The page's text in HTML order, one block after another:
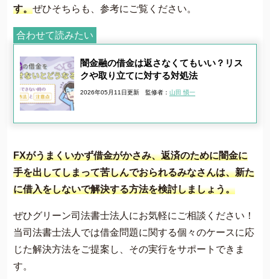
す。ぜひそちらも、参考にご覧ください。
合わせて読みたい
闇金融の借金は返さなくてもいい？リス
クや取り立てに対する対処法
2026年05月11日更新 監修者： 山田 愼一
FXがうまくいかず借金がかさみ、返済のために闇金に
手を出してしまって苦しんでおられるみなさんは、新た
に借入をしないで解決する方法を検討しましょう。
ぜひグリーン司法書士法人にお気軽にご相談ください！
当司法書士法人では借金問題に関する個々のケースに応
じた解決方法をご提案し、その実行をサポートできま
す。